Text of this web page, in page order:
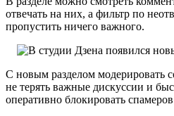
отвечать на них, а фильтр по
пропустить ничего важного.
С новым разделом модерировать
не терять важные дискуссии и
оперативно блокировать